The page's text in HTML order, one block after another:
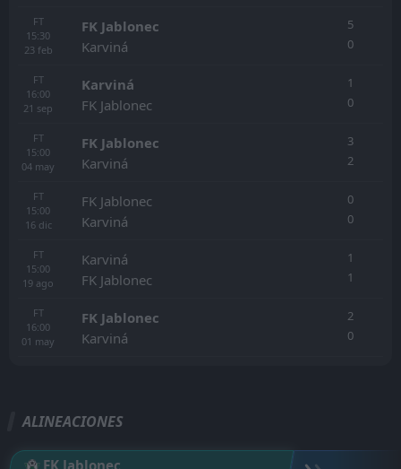
FT
15:30
23 feb
FK Jablonec
Karviná
5
0
FT
16:00
21 sep
Karviná
FK Jablonec
1
0
FT
15:00
04 may
FK Jablonec
Karviná
3
2
FT
15:00
16 dic
FK Jablonec
Karviná
0
0
FT
15:00
19 ago
Karviná
FK Jablonec
1
1
FT
16:00
01 may
FK Jablonec
Karviná
2
0
ALINEACIONES